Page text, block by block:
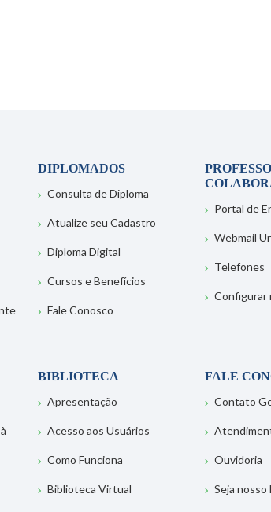
DIPLOMADOS
Consulta de Diploma
Atualize seu Cadastro
Diploma Digital
Cursos e Benefícios
Fale Conosco
Portal de
Webmail
Telefones
Configurar
BIBLIOTECA
Apresentação
Acesso aos Usuários
Como Funciona
Biblioteca Virtual
FALE
Contato
Ouvidoria
Seja nosso